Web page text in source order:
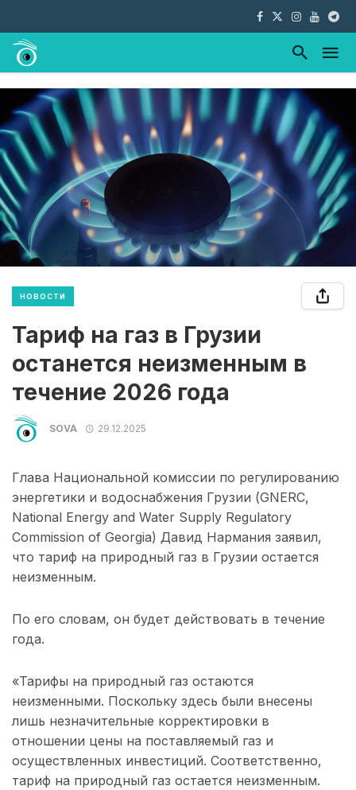
НОВОСТИ
Тариф на газ в Грузии
останется неизменным в
течение 2026 года
SOVA 29.12.2025
Глава Национальной комиссии по регулированию
энергетики и водоснабжения Грузии (GNERC,
National Energy and Water Supply Regulatory
Commission of Georgia) Давид Нармания заявил,
что тариф на природный газ в Грузии остается
неизменным.
По его словам, он будет действовать в течение
года.
«Тарифы на природный газ остаются
неизменными. Поскольку здесь были внесены
лишь незначительные корректировки в
отношении цены на поставляемый газ и
осуществленных инвестиций. Соответственно,
тариф на природный газ остается неизменным.